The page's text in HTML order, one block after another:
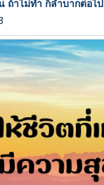
ถ้าไม่ทำ ก็ลำบากต่อไป